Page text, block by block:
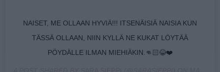
NAISET, ME OLLAAN HYVIÄ!!! ITSENÄISIÄ NAISIA KUN
TÄSSÄ OLLAAN, NIIN KYLLÄ NE KUKAT LÖYTÄÄ
PÖYDÄLLE ILMAN MIEHIÄKIN.👊🏻😂❤️